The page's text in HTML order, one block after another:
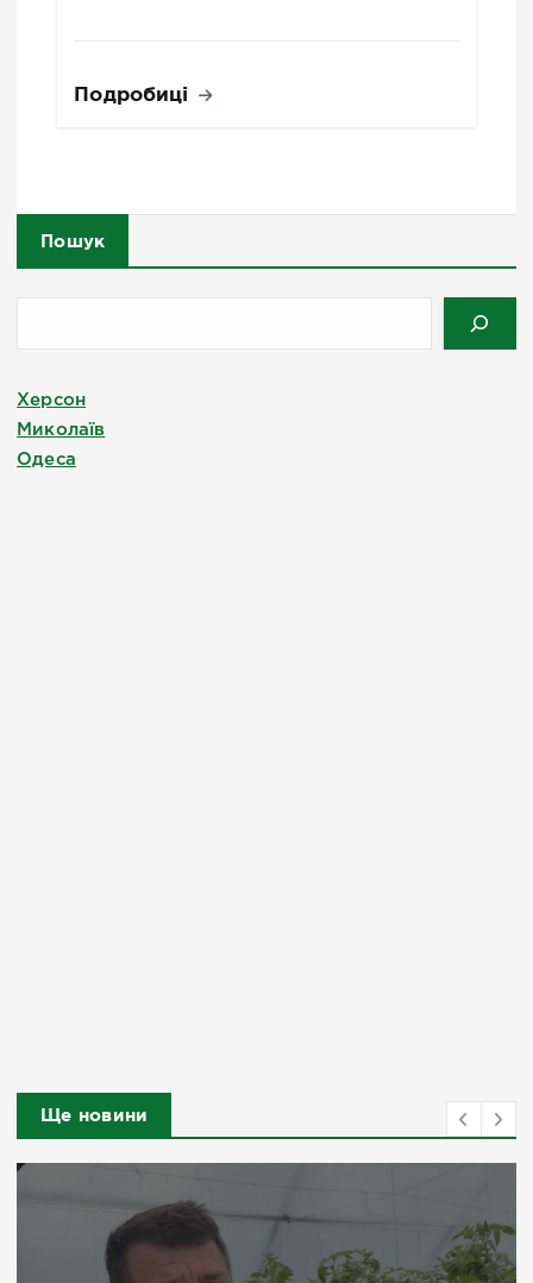
Подробиці
Пошук
Херсон
Миколаїв
Одеса
Ще новини